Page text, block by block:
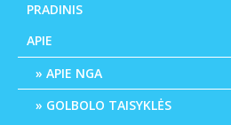
PRADINIS
APIE
APIE NGA
GOLBOLO TAISYKLĖS